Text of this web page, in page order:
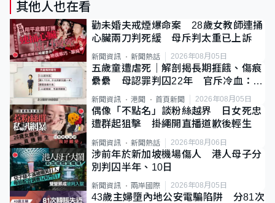
其他人也在看
勸未婚夫戒煙爆命案 28歲女教師連捅
心臟兩刀判死緩 母斥判太重已上訴
新聞資訊 新聞熱話 2026年08月05日
五歲童遭虐死｜解剖揭長期捱餓、傷痕
纍纍 母認罪判囚22年 官斥冷血：同
類案最惡劣
新聞資訊 港聞 首頁新聞 2026年08月05日
偶像「不點名」談粉絲越界 日女死忠
遭群起狙擊 掛繩開直播道歉後輕生
新聞資訊 新聞熱話 2026年08月06日
涉前年於新加坡機場傷人 港人母子分
別判囚半年、10日
新聞資訊 兩岸國際 2026年08月05日
43歲主婦墮內地公安電騙陷阱 分81次